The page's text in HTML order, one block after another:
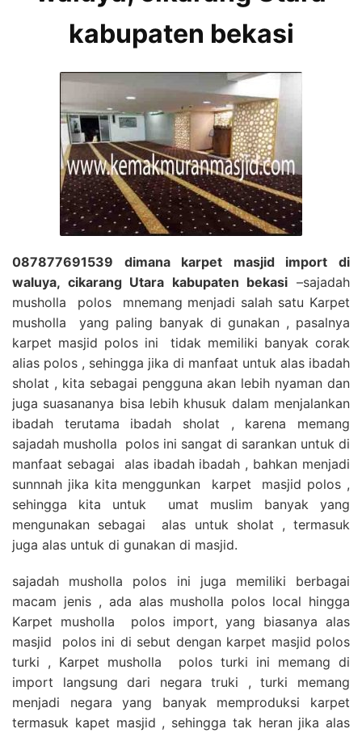
kabupaten bekasi
087877691539 dimana karpet masjid import di
waluya, cikarang Utara kabupaten bekasi –sajadah
musholla polos mnemang menjadi salah satu Karpet
musholla yang paling banyak di gunakan , pasalnya
karpet masjid polos ini tidak memiliki banyak corak
alias polos , sehingga jika di manfaat untuk alas ibadah
sholat , kita sebagai pengguna akan lebih nyaman dan
juga suasananya bisa lebih khusuk dalam menjalankan
ibadah terutama ibadah sholat , karena memang
sajadah musholla polos ini sangat di sarankan untuk di
manfaat sebagai alas ibadah ibadah , bahkan menjadi
sunnnah jika kita menggunkan karpet masjid polos ,
sehingga kita untuk umat muslim banyak yang
mengunakan sebagai alas untuk sholat , termasuk
juga alas untuk di gunakan di masjid.
sajadah musholla polos ini juga memiliki berbagai
macam jenis , ada alas musholla polos local hingga
Karpet musholla polos import, yang biasanya alas
masjid polos ini di sebut dengan karpet masjid polos
turki , Karpet musholla polos turki ini memang di
import langsung dari negara truki , turki memang
menjadi negara yang banyak memproduksi karpet
termasuk kapet masjid , sehingga tak heran jika alas